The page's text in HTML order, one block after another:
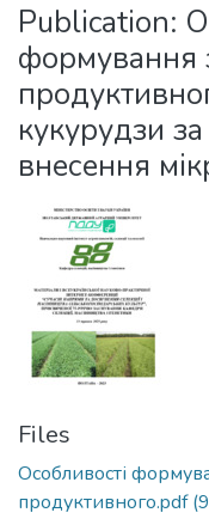
Statistics
Publication:
формування
кукурудзи
внесення
Files
Особливості
продуктивного.pdf